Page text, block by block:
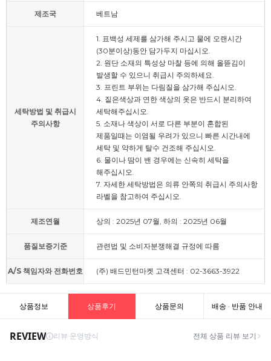
제조국 베트남
세탁방법 및 취급시
주의사항
1. 표백성 세제를 삼가해 주시고 물에 오랜시간
(30분이상)동안 담가두지 마십시오.
2. 원단 소재의 특성상 마찰 등에 의해 올뜯김이
발생할 수 있으니 취급시 주의하세요.
3. 프린트 부위는 다림질을 삼가해 주십시오.
4. 짙은색상과 연한 색상의 옷은 반드시 분리하여
세탁해주십시오.
5. 소재나 색상이 서로 다른 부분이 혼합된
제품일때는 이염될 우려가 있으니 빠른 시간내에
세탁 및 약하게 탈수 건조해 주십시오.
6. 물이나 땀이 밴 경우에는 신속히 세탁을
해주십시오.
7. 자세한 세탁방법은 의류 안쪽의 취급시 주의사항
라벨을 참고하여 주십시오.
제조연월 상의 : 2025년 07월, 하의 : 2025년 06월
품질보증기준 관련법 및 소비자분쟁해결 규정에 따름
A/S 책임자와 전화번호 (주) 배드민턴마켓 고객센터 : 02-3663-3922
상품정보 상품후기 상품문의 배송 · 반품 안내